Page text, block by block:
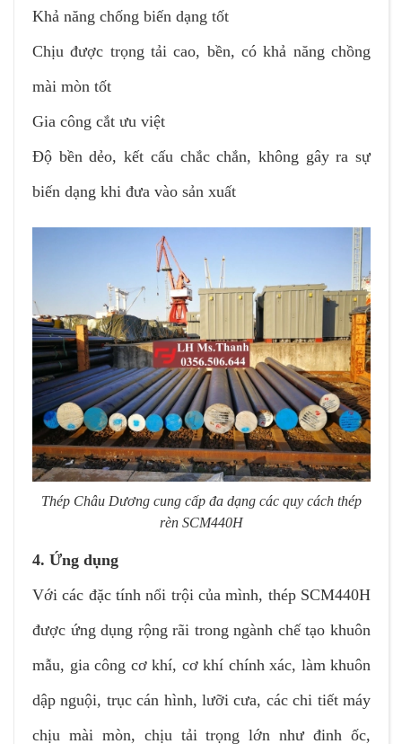
Khả năng chống biến dạng tốt
Chịu được trọng tải cao, bền, có khả năng chồng
mài mòn tốt
Gia công cắt ưu việt
Độ bền dẻo, kết cấu chắc chắn, không gây ra sự
biến dạng khi đưa vào sản xuất
Thép Châu Dương cung cấp đa dạng các quy cách thép
rèn SCM440H
4. Ứng dụng
Với các đặc tính nổi trội của mình, thép SCM440H
được ứng dụng rộng rãi trong ngành chế tạo khuôn
mẫu, gia công cơ khí, cơ khí chính xác, làm khuôn
dập nguội, trục cán hình, lưỡi cưa, các chi tiết máy
chịu mài mòn, chịu tải trọng lớn như đinh ốc,